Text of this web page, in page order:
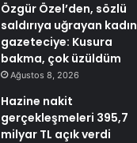
Özgür Özel’den, sözlü
saldırıya uğrayan kadın
gazeteciye: Kusura
bakma, çok üzüldüm
Ağustos 8, 2026
Hazine nakit
gerçekleşmeleri 395,7
milyar TL açık verdi